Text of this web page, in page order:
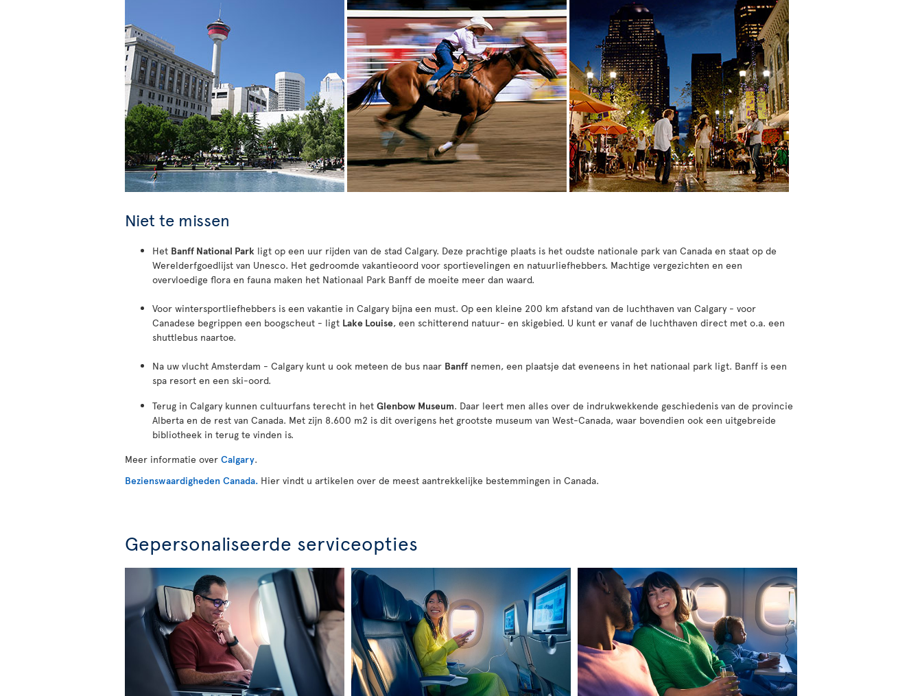
Niet te missen
Het Banff National Park ligt op een uur rijden van de stad Calgary. Deze prachtige plaats is het oudste nationale park van Canada en staat op de
Werelderfgoedlijst van Unesco. Het gedroomde vakantieoord voor sportievelingen en natuurliefhebbers. Machtige vergezichten en een
overvloedige flora en fauna maken het Nationaal Park Banff de moeite meer dan waard.
Voor wintersportliefhebbers is een vakantie in Calgary bijna een must. Op een kleine 200 km afstand van de luchthaven van Calgary - voor
Canadese begrippen een boogscheut - ligt Lake Louise, een schitterend natuur- en skigebied. U kunt er vanaf de luchthaven direct met o.a. een
shuttlebus naartoe.
Na uw vlucht Amsterdam - Calgary kunt u ook meteen de bus naar Banff nemen, een plaatsje dat eveneens in het nationaal park ligt. Banff is een
spa resort en een ski-oord.
Terug in Calgary kunnen cultuurfans terecht in het Glenbow Museum. Daar leert men alles over de indrukwekkende geschiedenis van de provincie
Alberta en de rest van Canada. Met zijn 8.600 m2 is dit overigens het grootste museum van West-Canada, waar bovendien ook een uitgebreide
bibliotheek in terug te vinden is.
Meer informatie over Calgary.
Bezienswaardigheden Canada. Hier vindt u artikelen over de meest aantrekkelijke bestemmingen in Canada.
Gepersonaliseerde serviceopties